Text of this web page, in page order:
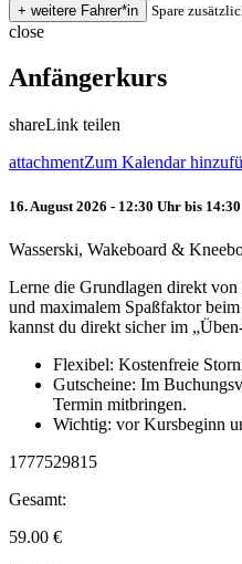
Spare
close
Anfängerkurs
shareLink teilen
attachmentZum Kalendar
16. August 2026 - 12:30 Uhr bis
Wasserski, Wakeboard &
Lerne die Grundlagen direkt
und maximalem Spaßfaktor
kannst du direkt sicher im
Flexibel: Kostenfreie
Gutscheine: Im
Termin mitbringen.
Wichtig: vor Kursbeginn
1777529815
Gesamt:
59.00 €